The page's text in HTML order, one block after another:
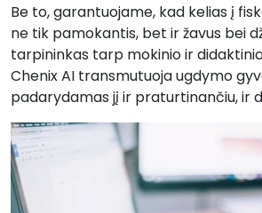
Be to, garantuojame, kad kelias į
ne tik pamokantis, bet ir žavus bei
tarpininkas tarp mokinio ir
Chenix AI transmutuoja ugdymo
padarydamas jį ir praturtinančiu, ir